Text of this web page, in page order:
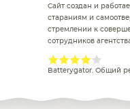
Сайт создан и
стараниям и
стремлении к
сотрудников
Batterygator. Общий